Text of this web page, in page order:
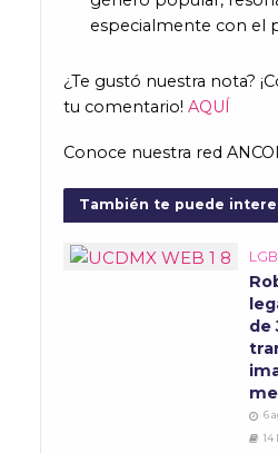
especialmente con el
¿Te gustó nuestra nota?
tu comentario! AQUÍ
Conoce nuestra red
También te puede
de
6